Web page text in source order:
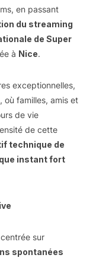
en passant
du streaming
de Super
à Nice.
exceptionnelles,
où familles, amis et
de vie
de cette
technique de
instant fort
sur
spontanées